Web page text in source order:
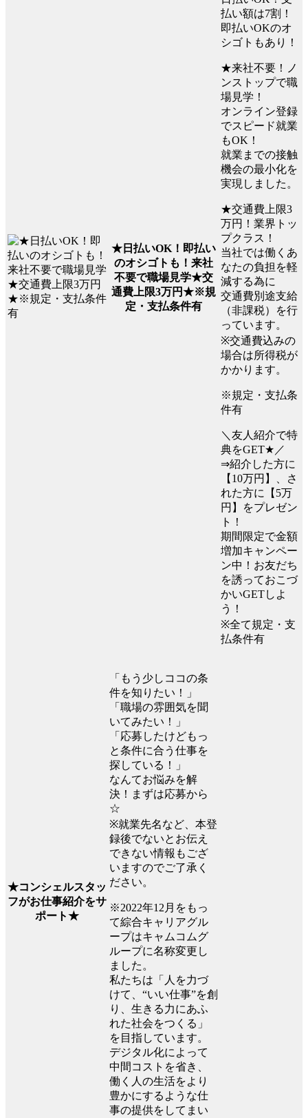
★日払いOK！即払い
のオシゴトも！来社
不要で職場見学★交
通費上限3万円★※規
定・支払条件有
払い額は7割！
即払いOKのオ
シゴトもあり！
★来社不要！ノ
ンストップで職
場見学！
オンライン登録
でスピード就業
もOK！
就業までの接触
機会の最小化を
実現しました。
★交通費上限3
万円！業界トッ
プクラス！
当社では働くあ
なたの負担を軽
減する為に
交通費別途支給
（非課税）を行
っています。
※交通費込みの
場合は所得税が
かかります。
※規定・支払条
件有
＼友人紹介で特
典をGET★／
⇒紹介した方に
【10万円】、さ
れた方に【5万
円】をプレゼン
ト！
期間限定で金額
増加キャンペー
ン中！お友だち
を誘っておこづ
かいGETしよ
う！
※全て規定・支
払条件有
★コンシェルスタッ
フがお仕事紹介をサ
ポート★
「もう少しココの条
件を知りたい！」
「職場の雰囲気を聞
いてみたい！」
「応募したけどもっ
と条件に合う仕事を
探している！」
なんてお悩みを解
決！まずは応募から
☆
※就業先名など、本登
録後でないとお伝え
できない情報もござ
いますのでご了承く
ださい。
※2022年12月をもっ
て綜合キャリアグル
ープはキャムコムグ
ループに名称変更し
ました。
私たちは「人を力づ
けて、“いい仕事”を創
り、生きる力にあふ
れた社会をつくる」
を目指しています。
デジタル化によって
中間コストを省き、
働く人の生活をより
豊かにするような仕
事の提供をしてまい